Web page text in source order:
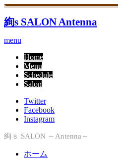
絢s SALON Antenna
menu
Home
Menu
Schedule
Salon
Twitter
Facebook
Instagram
絢ｓ SALON ～Antenna～
ホーム